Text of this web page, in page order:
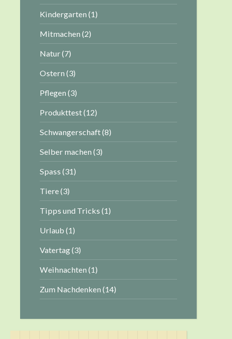
Kindergarten (1)
Mitmachen (2)
Natur(7)
Ostern (3)
Pflegen (3)
Produkttest(12)
Schwangerschaft(8)
Selber machen (3)
Spass (31)
Tiere(3)
Tipps und Tricks (1)
Urlaub (1)
Vatertag(3)
Weihnachten (1)
Zum Nachdenken (14)